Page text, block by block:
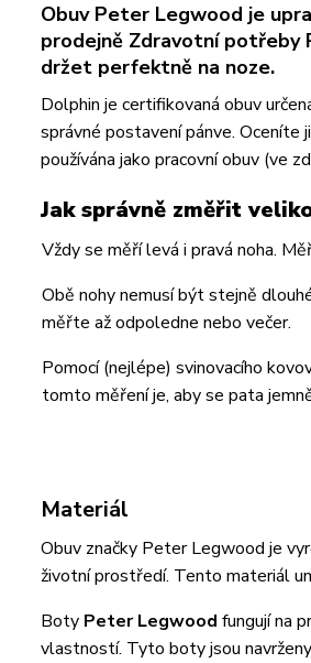
Obuv Peter Legwood je
prodejně Zdravotní potřeby
držet perfektně na noze.
Dolphin je certifikovaná obuv
správné postavení pánve.
používána jako pracovní obuv (ve
Jak správně změřit
Vždy se měří levá i pravá noha.
Obě nohy nemusí být stejně
měřte až odpoledne nebo večer.
Pomocí (nejlépe) svinovacího
tomto měření je, aby se pata
Materiál
Obuv značky Peter Legwood je
životní prostředí. Tento materiál
Boty Peter Legwood fungují na
vlastností. Tyto boty jsou